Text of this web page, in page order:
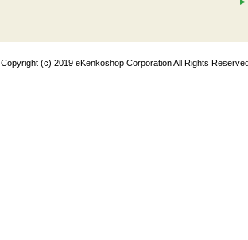
Copyright (c) 2019 eKenkoshop Corporation All Rights